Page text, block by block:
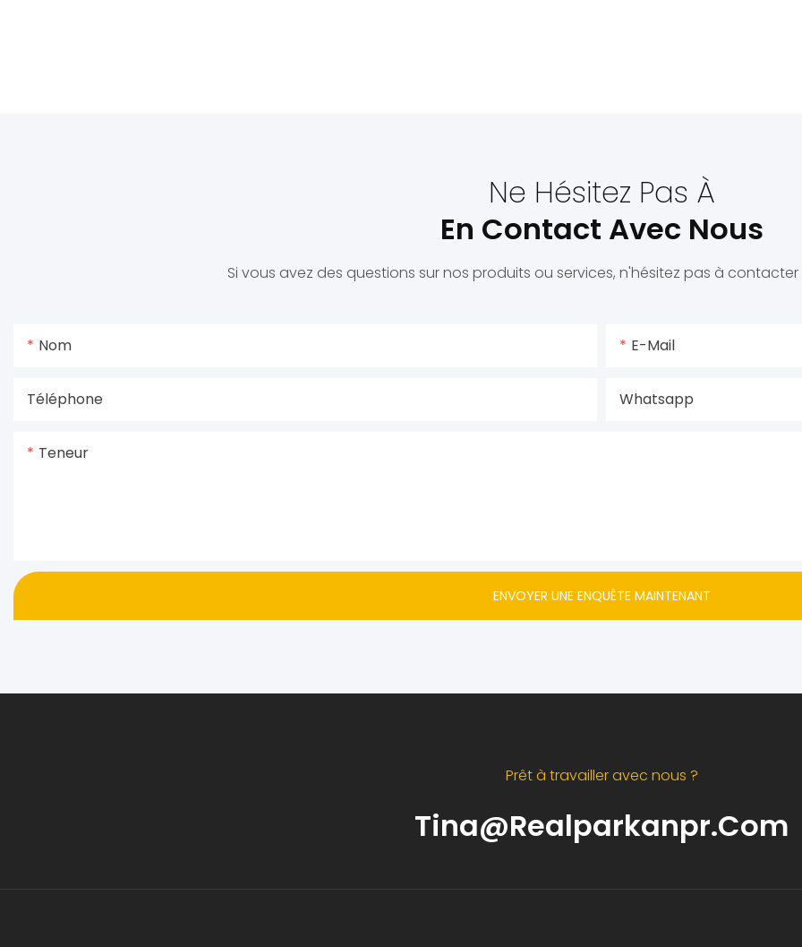
Ne Hésitez Pas À
En Contact Avec Nous
Si vous avez des questions sur nos produits ou services, n'hésitez pas à
Nom E-Mail
Téléphone Whatsapp
Teneur
ENVOYER UNE ENQUÊTE MAINTENANT
Prêt à travailler avec nous ?
Tina@realparkanpr.com